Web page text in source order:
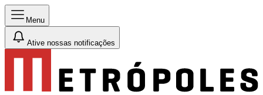
Menu
Ative nossas notificações